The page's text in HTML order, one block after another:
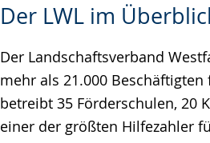
Der LWL im
Der Landschaftsverband
mehr als 21.000
betreibt 35 Förderschulen, 20
einer der größten Hilfezahler